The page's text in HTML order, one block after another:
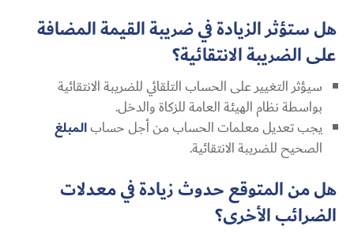
هل ستؤثر الزيادة في ضريبة القيمة المضافة
على الضريبة الانتقائية؟
سيؤثر التغيير على الحساب التلقائي للضريبة الانتقائية
بواسطة نظام الهيئة العامة للزكاة والدخل.
يجب تعديل معلمات الحساب من أجل حسابالمبلغ
الصحيح للضريبة الانتقائية.
هل من المتوقع حدوث زيادة في معدلات
الضرائب الأخرى؟